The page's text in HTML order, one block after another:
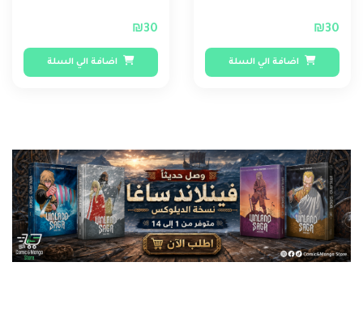
₪30
اضافة الي السلة
₪30
اضافة الي السلة